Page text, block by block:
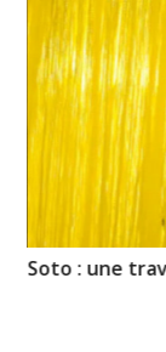
Soto : une